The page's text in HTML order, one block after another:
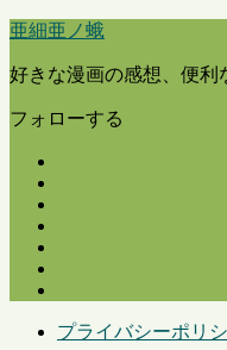
亜細亜ノ蛾
好きな漫画の感想、便利
フォローする
プライバシーポリ